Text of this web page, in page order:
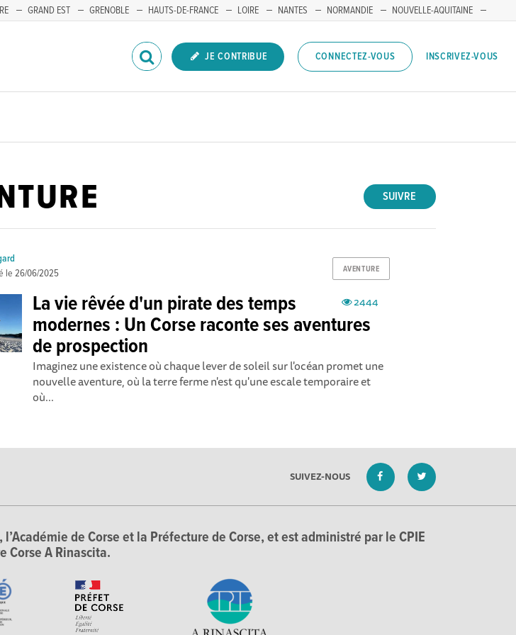
GRAND EST GRENOBLE HAUTS-DE-FRANCE LOIRE NANTES NORMANDIE
NOUVELLE-AQUITAINE
JE CONTRIBUE CONNECTEZ-VOUS INSCRIVEZ-VOUS
SUIVRE
AVENTURE
le26/06/2025
2444
La vie rêvée d'un pirate des temps
modernes : Un Corse raconte ses aventures
de prospection
Imaginez une existence où chaque lever de soleil sur l'océan promet une
nouvelle aventure, où la terre ferme n'est qu'une escale temporaire et
où...
SUIVEZ-NOUS
de Corse et la Préfecture de Corse, et est administré par le CPIE
Corse A Rinascita.